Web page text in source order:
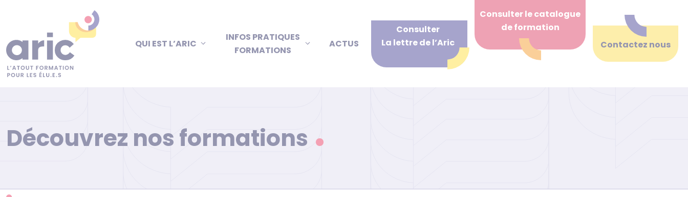
QUI EST L’ARIC
INFOS PRATIQUES
FORMATIONS
ACTUS
Consulter
La lettre de l’Aric
Consulter le catalogue
de formation
Contactez nous
Découvrez nos formations